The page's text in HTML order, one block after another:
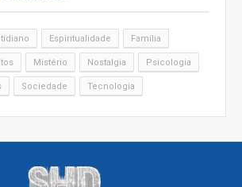
Espiritualidade Família
Mistério Nostalgia Psicologia
Sociedade Tecnologia